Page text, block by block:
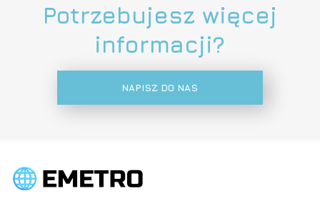
Potrzebujesz więcej
informacji?
NAPISZ DO NAS